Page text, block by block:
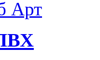
Арт